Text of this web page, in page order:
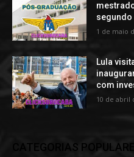
segundo
1 de maio
Lula
com
10 de abril
CATEGORIAS